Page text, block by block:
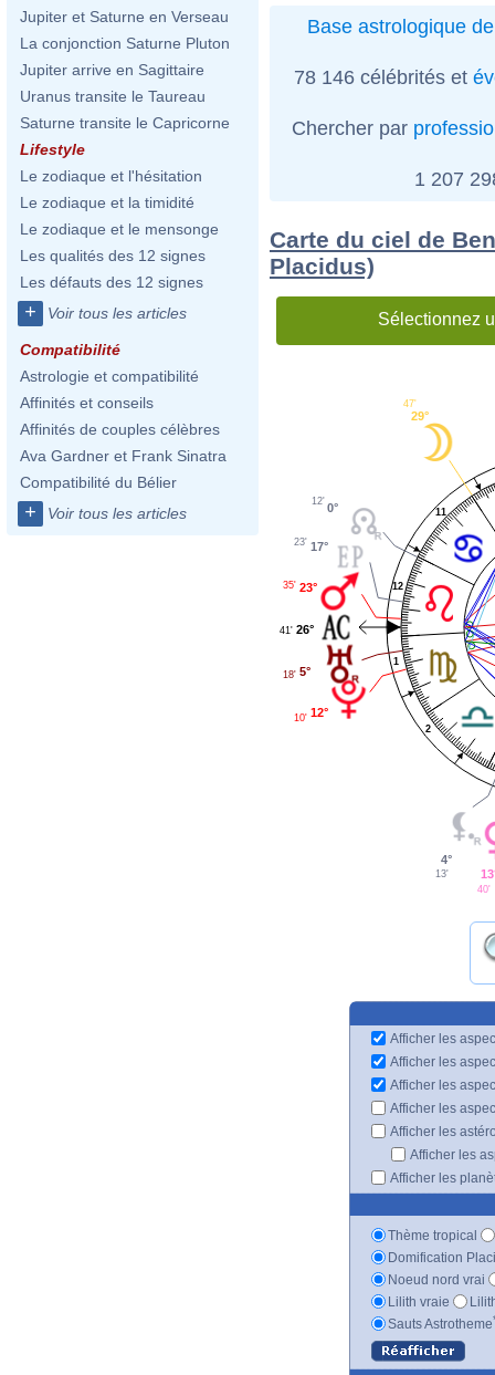
Jupiter et Saturne en Verseau
La conjonction Saturne Pluton
Jupiter arrive en Sagittaire
Uranus transite le Taureau
Saturne transite le Capricorne
Lifestyle
Le zodiaque et l'hésitation
Le zodiaque et la timidité
Le zodiaque et le mensonge
Les qualités des 12 signes
Les défauts des 12 signes
+ Voir tous les articles
Compatibilité
Astrologie et compatibilité
Affinités et conseils
Affinités de couples célèbres
Ava Gardner et Frank Sinatra
Compatibilité du Bélier
+ Voir tous les articles
Base astrologique
78 146 célébrités et
Chercher par
1 207
Carte du ciel de
Placidus)
Sélectionnez
1
2
11
12
29°
47'
0°
12'
17°
23'
23°
35'
26°
41'
5°
18'
12°
10'
4°
13'
40'
Afficher les
Afficher les
Afficher les
Afficher les
Afficher les
Afficher les
Afficher les
Thème tropical
Domification
Noeud nord vrai
Lilith vraie
Sauts Astrotheme